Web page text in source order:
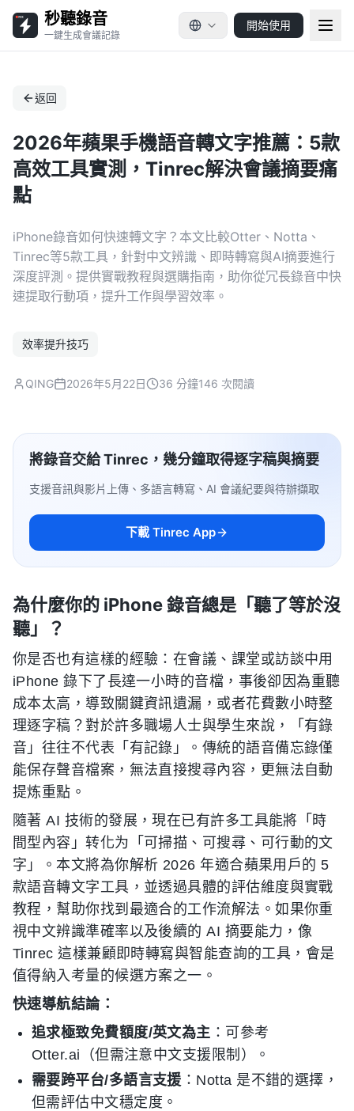
秒聽錄音
一鍵生成會議記錄
開始使用
返回
2026年蘋果手機語音轉文字推薦：5款
高效工具實測，Tinrec解決會議摘要痛
點
iPhone錄音如何快速轉文字？本文比較Otter、Notta、
Tinrec等5款工具，針對中文辨識、即時轉寫與AI摘要進行
深度評測。提供實戰教程與選購指南，助你從冗長錄音中快
速提取行動項，提升工作與學習效率。
效率提升技巧
QING 2026年5月22日 36 分鐘146 次閱讀
將錄音交給 Tinrec，幾分鐘取得逐字稿與摘要
支援音訊與影片上傳、多語言轉寫、AI 會議紀要與待辦擷取
下載 Tinrec App
為什麼你的 iPhone 錄音總是「聽了等於沒
聽」？
你是否也有這樣的經驗：在會議、課堂或訪談中用
iPhone 錄下了長達一小時的音檔，事後卻因為重聽
成本太高，導致關鍵資訊遺漏，或者花費數小時整
理逐字稿？對於許多職場人士與學生來說，「有錄
音」往往不代表「有記錄」。傳統的語音備忘錄僅
能保存聲音檔案，無法直接搜尋內容，更無法自動
提炼重點。
隨著 AI 技術的發展，現在已有許多工具能將「時
間型內容」转化为「可掃描、可搜尋、可行動的文
字」。本文將為你解析 2026 年適合蘋果用戶的 5
款語音轉文字工具，並透過具體的評估維度與實戰
教程，幫助你找到最適合的工作流解法。如果你重
視中文辨識準確率以及後續的 AI 摘要能力，像
Tinrec 這樣兼顧即時轉寫與智能查詢的工具，會是
值得納入考量的候選方案之一。
快速導航結論：
追求極致免費額度/英文為主 ：可參考
Otter.ai（但需注意中文支援限制）。
需要跨平台/多語言支援 ：Notta 是不錯的選擇，
但需評估中文穩定度。